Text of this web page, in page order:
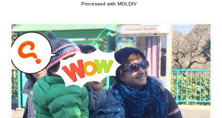
Processed with MOLDIV